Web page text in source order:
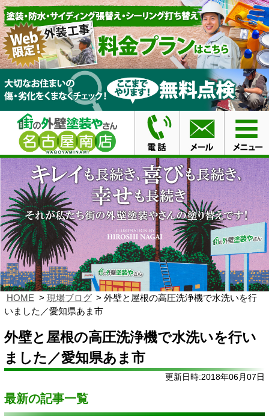
HOME 現場ブログ
外壁と屋根の高圧洗浄機で水洗いを行
いました／愛知県あま市
外壁と屋根の高圧洗浄機で水洗いを行い
ました／愛知県あま市
更新日時:2018年06月07日
最新の記事一覧